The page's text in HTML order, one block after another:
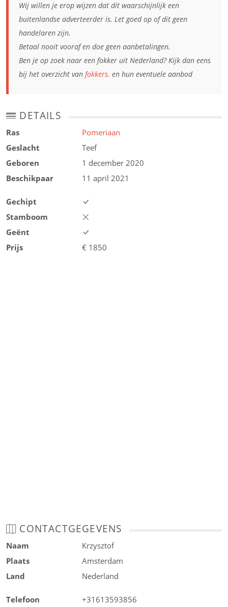
Wij willen je erop wijzen dat dit waarschijnlijk een
buitenlandse adverteerder is. Let goed op of dit geen
handelaren zijn.
Betaal nooit vooraf en doe geen aanbetalingen.
Ben je op zoek naar een fokker uit Nederland? Kijk dan eens
bij het overzicht van fokkers. en hun eventuele aanbod
DETAILS
Ras
Pomeriaan
Geslacht
Teef
Geboren
1 december 2020
Beschikpaar
11 april 2021
Gechipt
Stamboom
Geënt
Prijs
€ 1850
CONTACTGEGEVENS
Naam
Krzysztof
Plaats
Amsterdam
Land
Nederland
Telefoon +31613593856